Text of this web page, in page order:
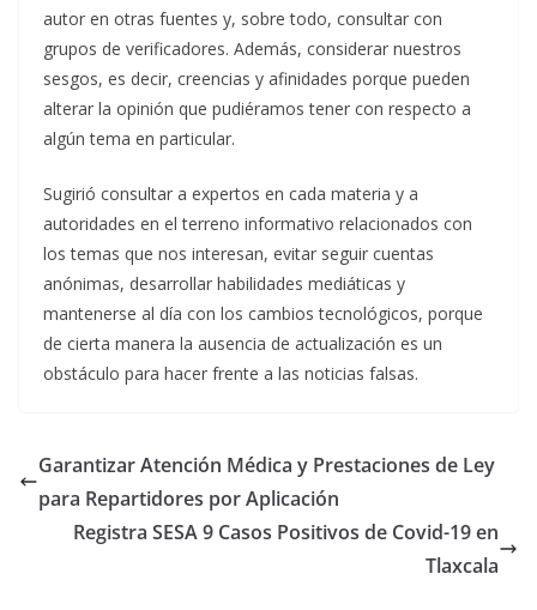
autor en otras fuentes y, sobre todo, consultar con
grupos de verificadores. Además, considerar nuestros
sesgos, es decir, creencias y afinidades porque pueden
alterar la opinión que pudiéramos tener con respecto a
algún tema en particular.
Sugirió consultar a expertos en cada materia y a
autoridades en el terreno informativo relacionados con
los temas que nos interesan, evitar seguir cuentas
anónimas, desarrollar habilidades mediáticas y
mantenerse al día con los cambios tecnológicos, porque
de cierta manera la ausencia de actualización es un
obstáculo para hacer frente a las noticias falsas.
Garantizar Atención Médica y Prestaciones de Ley
para Repartidores por Aplicación
Registra SESA 9 Casos Positivos de Covid-19 en
Tlaxcala